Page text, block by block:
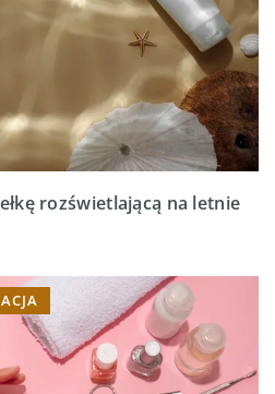
rozświetlającą na letnie